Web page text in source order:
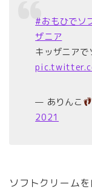
#おもひでソ
ザニア
キッザニアで
— ありんこ
2021
ソフトクリーム